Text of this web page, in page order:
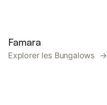
Famara
Explorer les Bungalows →